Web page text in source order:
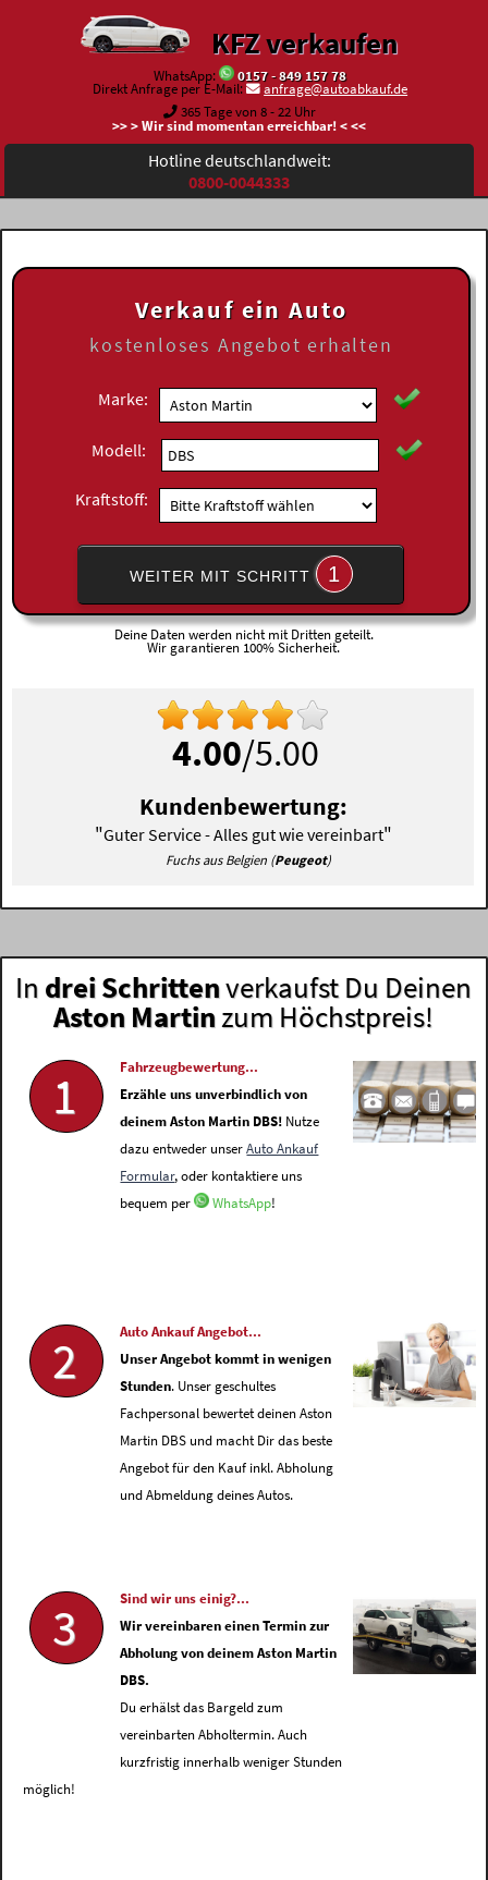
KFZ verkaufen
WhatsApp:
0157 - 849 157 78
Direkt Anfrage per E-Mail:
anfrage@autoabkauf.de
365 Tage von 8 - 22 Uhr
>> > Wir sind momentan erreichbar! < <<
Hotline deutschlandweit:
0800-0044333
Verkauf ein Auto
kostenloses Angebot erhalten
Marke:
Modell:
Kraftstoff:
WEITER MIT SCHRITT 1
Deine Daten werden nicht mit Dritten geteilt.
Wir garantieren 100% Sicherheit.
4.00/5.00
Kundenbewertung:
"Guter Service - Alles gut wie vereinbart"
Fuchs aus Belgien (Peugeot)
In drei Schrittenverkaufst Du Deinen
Aston Martinzum Höchstpreis!
1
Fahrzeugbewertung...
Erzähle uns unverbindlich von
deinem Aston Martin DBS! Nutze
dazu entweder unserAuto Ankauf
Formular, oder kontaktiere uns
bequem per
WhatsApp!
2
Auto Ankauf Angebot...
Unser Angebot kommt in wenigen
Stunden. Unser geschultes
Fachpersonal bewertet deinen Aston
Martin DBS und macht Dir das beste
Angebot für den Kauf inkl. Abholung
und Abmeldung deines Autos.
3
Sind wir uns einig?...
Wir vereinbaren einen Termin zur
Abholung von deinem Aston Martin
DBS.
Du erhälst das Bargeld zum
vereinbarten Abholtermin. Auch
kurzfristig innerhalb weniger Stunden
möglich!